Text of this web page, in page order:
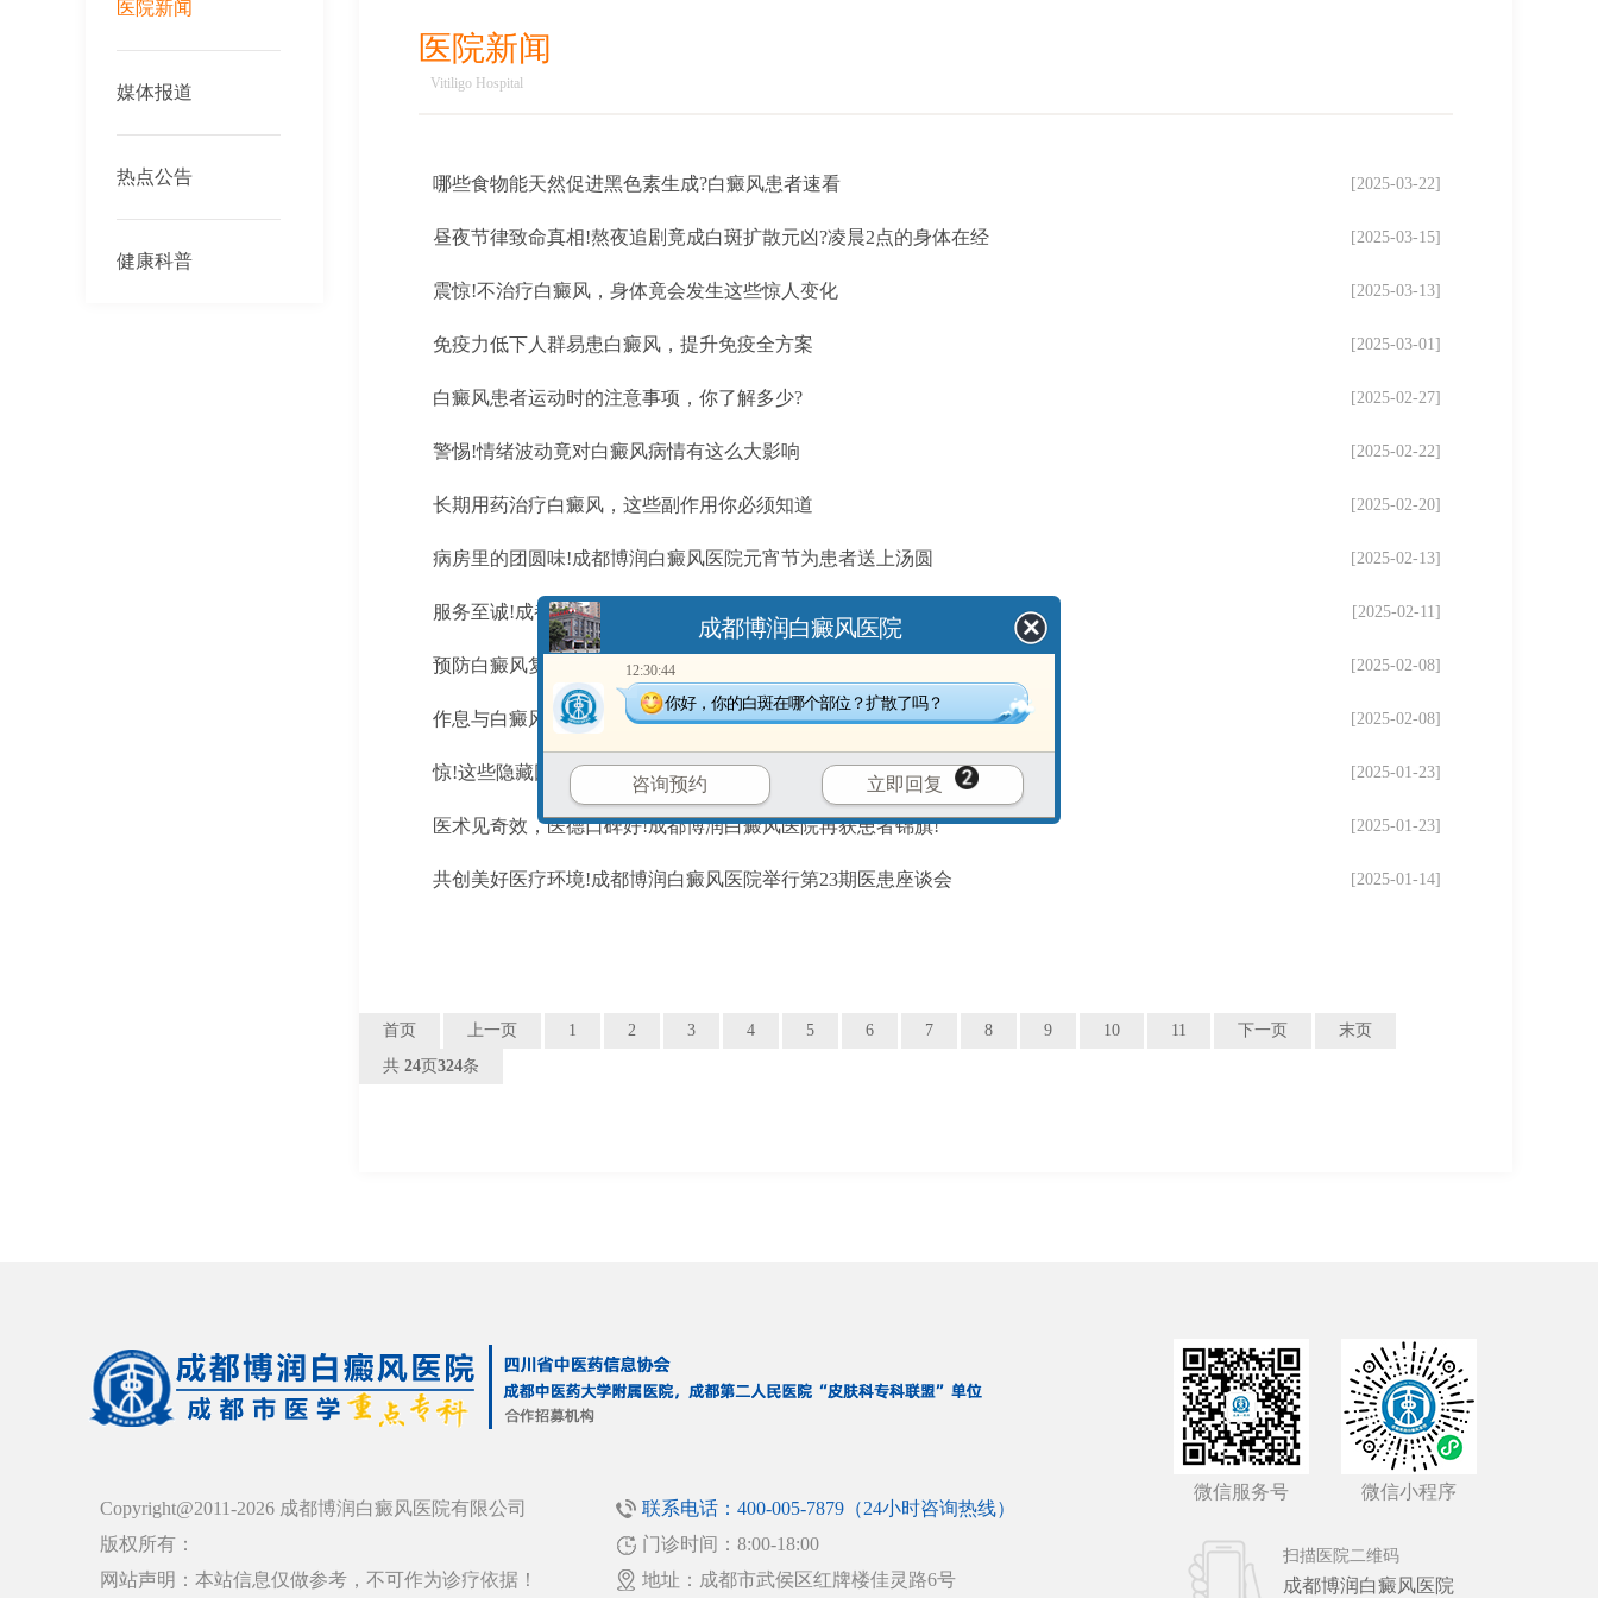
医院新闻
媒体报道
热点公告
健康科普
医院新闻
Vitiligo Hospital
哪些食物能天然促进黑色素生成?白癜风患者速看 [2025-03-22]
昼夜节律致命真相!熬夜追剧竟成白斑扩散元凶?凌晨2点的身体在经 [2025-03-15]
震惊!不治疗白癜风，身体竟会发生这些惊人变化 [2025-03-13]
免疫力低下人群易患白癜风，提升免疫全方案 [2025-03-01]
白癜风患者运动时的注意事项，你了解多少? [2025-02-27]
警惕!情绪波动竟对白癜风病情有这么大影响 [2025-02-22]
长期用药治疗白癜风，这些副作用你必须知道 [2025-02-20]
病房里的团圆味!成都博润白癜风医院元宵节为患者送上汤圆 [2025-02-13]
服务至诚!成都博润白癜风医院举行本年度第1期医患座谈会 [2025-02-11]
预防白癜风复发：医生推荐的长期策略! [2025-02-08]
作息与白癜风：如何利用生物钟促进康复? [2025-02-08]
惊!这些隐藏因素竟悄悄引发了白癜风，你中招了吗? [2025-01-23]
医术见奇效，医德口碑好!成都博润白癜风医院再获患者锦旗! [2025-01-23]
共创美好医疗环境!成都博润白癜风医院举行第23期医患座谈会 [2025-01-14]
首页 上一页 1 2 3 4 5 6 7 8 9 10 11 下一页
末页
共 24页 324条
Copyright@2011-2026 成都博润白癜风医院有限公司
版权所有：
网站声明：本站信息仅做参考，不可作为诊疗依据！
联系电话：400-005-7879（24小时咨询热线）
门诊时间：8:00-18:00
地址：成都市武侯区红牌楼佳灵路6号
微信服务号 微信小程序
扫描医院二维码
成都博润白癜风医院
成都博润白癜风医院
12:30:44
你好，你的白斑在哪个部位？扩散了吗？
咨询预约 立即回复